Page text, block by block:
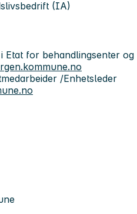
(IA)
Etat for behandlingsenter og
/Enhetsleder